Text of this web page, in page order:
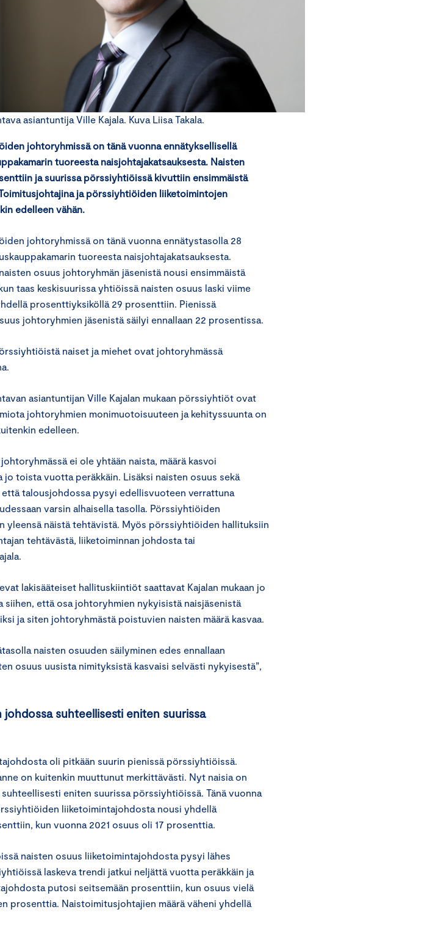
asiantuntija Ville Kajala. Kuva Liisa Takala.
johtoryhmissä on tänä vuonna ennätyksellisellä
tuoreesta naisjohtajakatsauksesta. Naisten
ja suurissa pörssiyhtiöissä kivuttiin ensimmäistä
ja pörssiyhtiöiden liiketoimintojen
edelleen vähän.
johtoryhmissä on tänä vuonna ennätystasolla 28
tuoreesta naisjohtajakatsauksesta.
osuus johtoryhmän jäsenistä nousi ensimmäistä
taas keskisuurissa yhtiöissä naisten osuus laski viime
prosenttiyksiköllä 29 prosenttiin. Pienissä
johtoryhmien jäsenistä säilyi ennallaan 22 prosentissa.
naiset ja miehet ovat johtoryhmässä
asiantuntijan Ville Kajalan mukaan pörssiyhtiöt ovat
johtoryhmien monimuotoisuuteen ja kehityssuunta on
edelleen.
ei ole yhtään naista, määrä kasvoi
toista vuotta peräkkäin. Lisäksi naisten osuus sekä
talousjohdossa pysyi edellisvuoteen verrattuna
varsin alhaisella tasolla. Pörssiyhtiöiden
yleensä näistä tehtävistä. Myös pörssiyhtiöiden hallituksiin
tehtävästä, liiketoiminnan johdosta tai
lakisääteiset hallituskiintiöt saattavat Kajalan mukaan jo
siihen, että osa johtoryhmien nykyisistä naisjäsenistä
ja siten johtoryhmästä poistuvien naisten määrä kasvaa.
naisten osuuden säilyminen edes ennallaan
osuus uusista nimityksistä kasvaisi selvästi nykyisestä”,
suhteellisesti eniten suurissa
oli pitkään suurin pienissä pörssiyhtiöissä.
on kuitenkin muuttunut merkittävästi. Nyt naisia on
eniten suurissa pörssiyhtiöissä. Tänä vuonna
liiketoimintajohdosta nousi yhdellä
kun vuonna 2021 osuus oli 17 prosenttia.
naisten osuus liiketoimintajohdosta pysyi lähes
laskeva trendi jatkui neljättä vuotta peräkkäin ja
putosi seitsemään prosenttiin, kun osuus vielä
prosenttia. Naistoimitusjohtajien määrä väheni yhdellä